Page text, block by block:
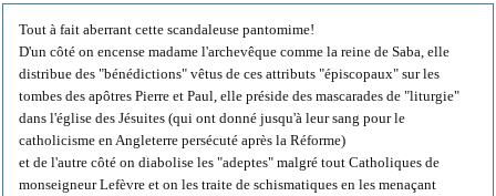
Tout à fait aberrant cette scandaleuse pantomime!
D'un côté on encense madame l'archevêque comme la reine de Saba, elle
distribue des "bénédictions" vêtus de ces attributs "épiscopaux" sur les
tombes des apôtres Pierre et Paul, elle préside des mascarades de "liturgie"
dans l'église des Jésuites (qui ont donné jusqu'à leur sang pour le
catholicisme en Angleterre persécuté après la Réforme)
et de l'autre côté on diabolise les "adeptes" malgré tout Catholiques de
monseigneur Lefèvre et on les traite de schismatiques en les menaçant